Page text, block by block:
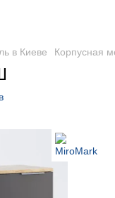
в Киеве Корпусная